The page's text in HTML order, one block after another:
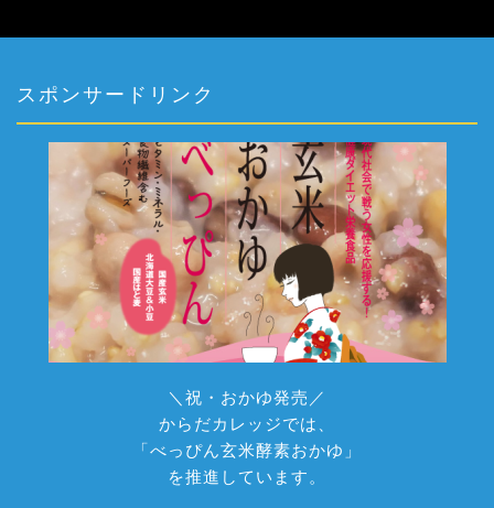
スポンサードリンク
＼祝・おかゆ発売／
からだカレッジでは、
「べっぴん玄米酵素おかゆ」
を推進しています。